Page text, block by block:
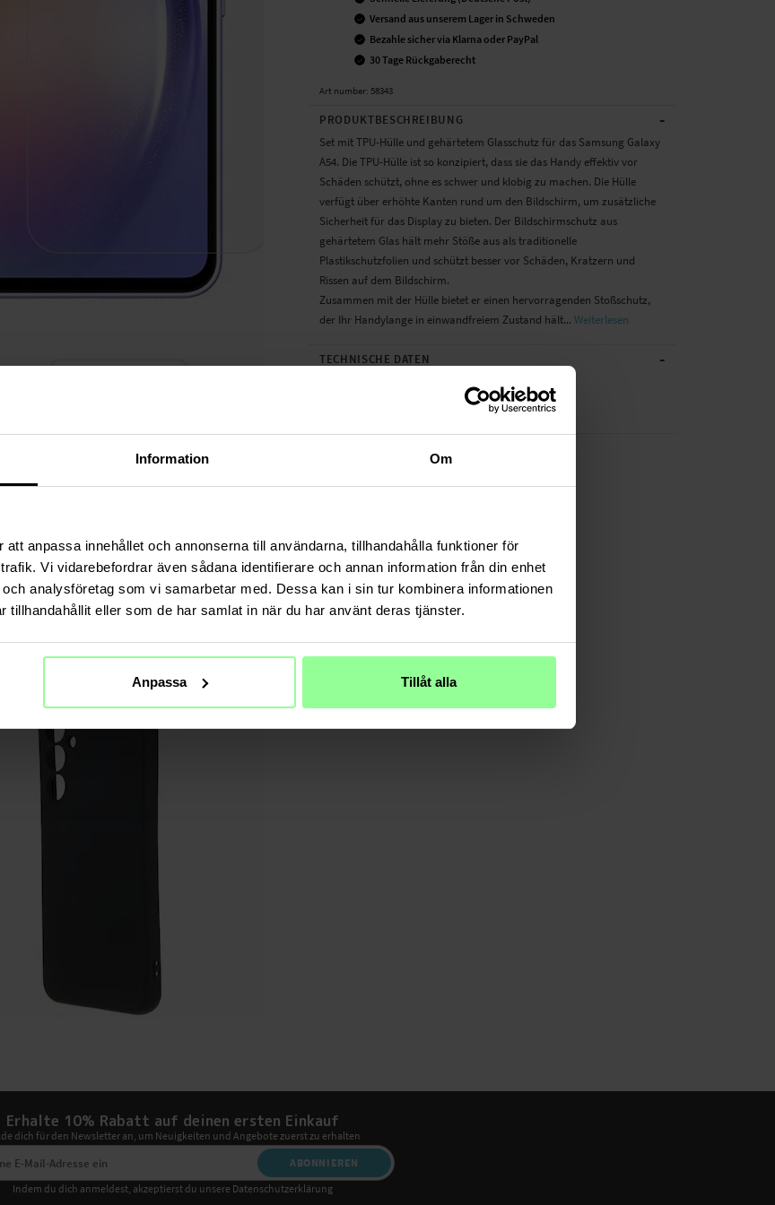
Information Om
anpassa innehållet och annonserna till användarna, tillhandahålla funktioner för
Vi vidarebefordrar även sådana identifierare och annan information från din enhet
analysföretag som vi samarbetar med. Dessa kan i sin tur kombinera informationen
tillhandahållit eller som de har samlat in när du har använt deras tjänster.
Anpassa Tillåt alla
Versand aus unserem Lager in Schweden
Bezahle sicher via Klarna oder PayPal
30 Tage Rückgaberecht
Art number: 58343
PRODUKTBESCHREIBUNG -
Set mit TPU-Hülle und gehärtetem Glasschutz für das Samsung Galaxy
A54. Die TPU-Hülle ist so konzipiert, dass sie das Handy effektiv vor
Schäden schützt, ohne es schwer und klobig zu machen. Die Hülle
verfügt über erhöhte Kanten rund um den Bildschirm, um zusätzliche
Sicherheit für das Display zu bieten. Der Bildschirmschutz aus
gehärtetem Glas hält mehr Stöße aus als traditionelle
Plastikschutzfolien und schützt besser vor Schäden, Kratzern und
Rissen auf dem Bildschirm.
Zusammen mit der Hülle bietet er einen hervorragenden Stoßschutz,
der Ihr Handylange in einwandfreiem Zustand hält... Weiterlesen
TECHNISCHE DATEN -
Schwarz
TPU/Silikon
Erhalte 10% Rabatt auf deinen ersten Einkauf
dich für den Newsletter an, um Neuigkeiten und Angebote zuerst zu erhalten
ABONNIEREN
Indem du dich anmeldest, akzeptierst du unsere Datenschutzerklärung